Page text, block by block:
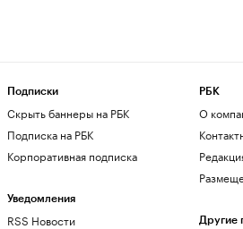
Подписки
Скрыть баннеры на РБК
Подписка на РБК
Корпоративная подписка
Уведомления
RSS Новости
РБК
О
Другие